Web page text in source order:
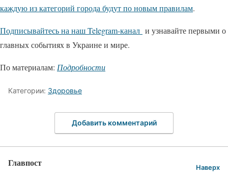
каждую из категорий города будут по новым правилам.
Подписывайтесь на наш Telegram-канал и узнавайте первыми о
главных событиях в Украине и мире.
По материалам: Подробности
Категории: Здоровье
Добавить комментарий
Главпост Наверх